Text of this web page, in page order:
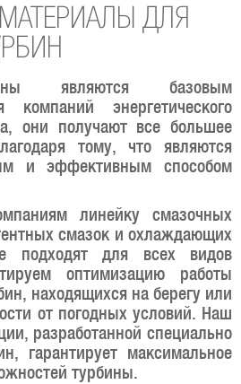
ДЛЯ
являются базовым
компаний энергетического
они получают все большее
тому, что являются
и эффективным способом
линейку смазочных
смазок и охлаждающих
подходят для всех видов
оптимизацию работы
находящихся на берегу или
от погодных условий. Наш
разработанной специально
гарантирует максимальное
турбины.